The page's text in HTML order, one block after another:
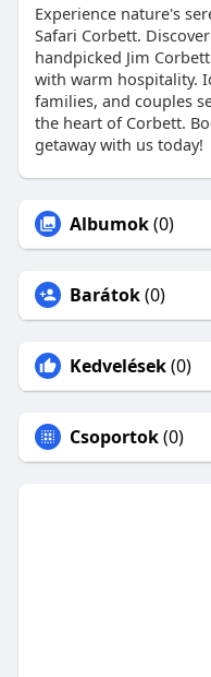
Experience nature's
Safari Corbett.
handpicked Jim
with warm hospitality.
families, and couples
the heart of Corbett.
getaway with us today!
Albumok(0)
Barátok(0)
Kedvelések(0)
Csoportok(0)